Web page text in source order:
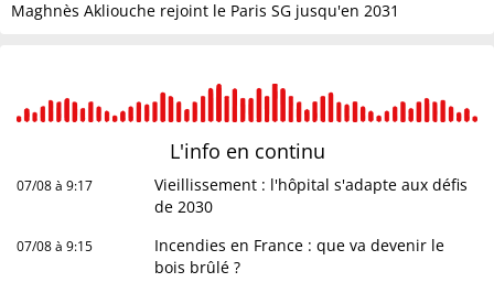
Maghnès Akliouche rejoint le Paris SG jusqu'en 2031
L'info en continu
07/08 à 9:17
Vieillissement : l'hôpital s'adapte aux défis
de 2030
07/08 à 9:15
Incendies en France : que va devenir le
bois brûlé ?